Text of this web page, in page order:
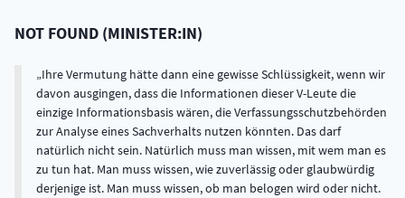
NOT FOUND (MINISTER:IN)
Ihre Vermutung hätte dann eine gewisse Schlüssigkeit, wenn wir
davon ausgingen, dass die Informationen dieser V-Leute die
einzige Informationsbasis wären, die Verfassungsschutzbehörden
zur Analyse eines Sachverhalts nutzen könnten. Das darf
natürlich nicht sein. Natürlich muss man wissen, mit wem man es
zu tun hat. Man muss wissen, wie zuverlässig oder glaubwürdig
derjenige ist. Man muss wissen, ob man belogen wird oder nicht.